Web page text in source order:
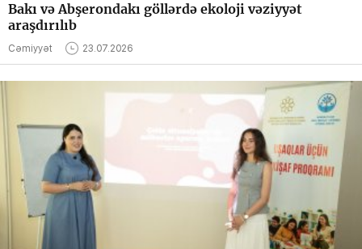
Bakı və Abşerondakı göllərdə ekoloji vəziyyət
araşdırılıb
Cəmiyyət 23.07.2026